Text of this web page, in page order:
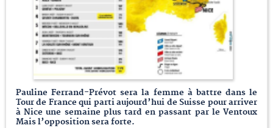
Pauline Ferrand-Prévot sera la femme à battre dans le
Tour de France qui parti aujourd’hui de Suisse pour arriver
à Nice une semaine plus tard en passant par le Ventoux
Mais l’opposition sera forte.